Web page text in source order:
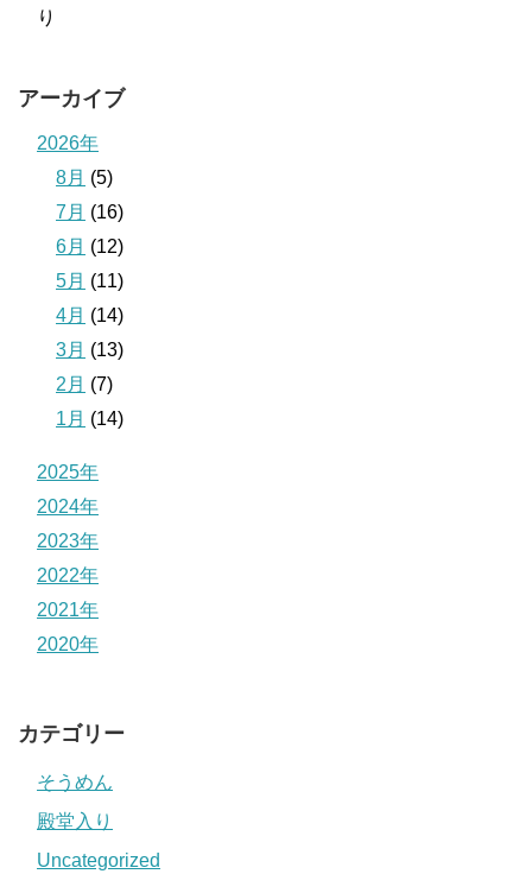
り
アーカイブ
2026年
8月 (5)
7月 (16)
6月 (12)
5月 (11)
4月 (14)
3月 (13)
2月 (7)
1月 (14)
2025年
2024年
2023年
2022年
2021年
2020年
カテゴリー
そうめん
殿堂入り
Uncategorized